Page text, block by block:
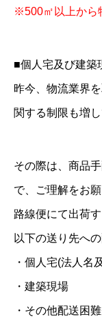
※500㎡以上から
■個人宅及び建築
昨今、物流業界
関する制限も増し
その際は、商品
で、ご理解をお願
路線便にて出荷
以下の送り先へ
・個人宅(法人名
・建築現場
・その他配送困